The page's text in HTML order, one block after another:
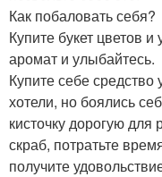
Как побаловать себя?
Купите букет цветов
аромат и улыбайтесь.
Купите себе средство
хотели, но боялись
кисточку дорогую для
скраб, потратьте
получите